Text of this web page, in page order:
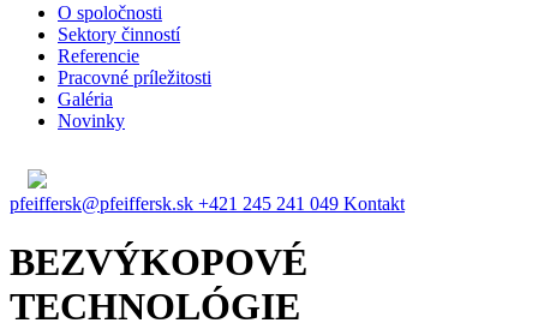
O spoločnosti
Sektory činností
Referencie
Pracovné príležitosti
Galéria
Novinky
pfeiffersk@pfeiffersk.sk +421 245 241 049 Kontakt
BEZVÝKOPOVÉ
TECHNOLÓGIE